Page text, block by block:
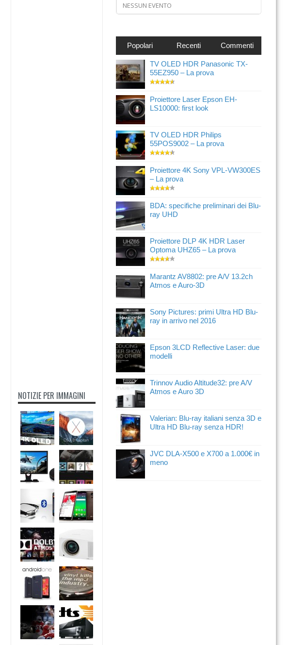
NOTIZIE PER IMMAGINI
NESSUN EVENTO
Popolari Recenti Commenti
TV OLED HDR Panasonic TX-
55EZ950 – La prova
Proiettore Laser Epson EH-
LS10000: first look
TV OLED HDR Philips
55POS9002 – La prova
Proiettore 4K Sony VPL-VW300ES
– La prova
BDA: specifiche preliminari dei Blu-
ray UHD
Proiettore DLP 4K HDR Laser
Optoma UHZ65 – La prova
Marantz AV8802: pre A/V 13.2ch
Atmos e Auro-3D
Sony Pictures: primi Ultra HD Blu-
ray in arrivo nel 2016
Epson 3LCD Reflective Laser: due
modelli
Trinnov Audio Altitude32: pre A/V
Atmos e Auro 3D
Valerian: Blu-ray italiani senza 3D e
Ultra HD Blu-ray senza HDR!
JVC DLA-X500 e X700 a 1.000€ in
meno